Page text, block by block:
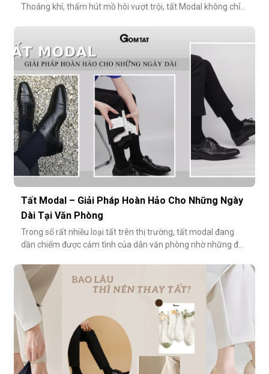
Thoáng khí, thấm hút mồ hôi vượt trội, tất Modal không chỉ
ngăn mùi hôi và bệnh da liễu. Hãy cùng khám phá lý do vì sao
tất Modal đang trở thành xu hướng không thể thiếu cho các
quý ông hiện đ
Tất Modal – Giải Pháp Hoàn Hảo Cho Những Ngày
Dài Tại Văn Phòng
Trong số rất nhiều loại tất trên thị trường, tất modal đang
dần chiếm được cảm tình của dân văn phòng nhờ những đặc
cùng khám phá vì sao tất modal lại được xem là lựa chọn lý
tưởng cho những ngày dài tại văn phòng.Khi đôi chân “lên
tiếng” s